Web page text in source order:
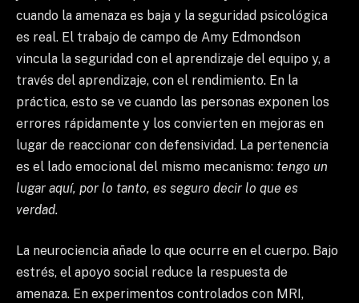
cuando la amenaza es baja y la seguridad psicológica
es real. El trabajo de campo de Amy Edmondson
vincula la seguridad con el aprendizaje del equipo y, a
través del aprendizaje, con el rendimiento. En la
práctica, esto se ve cuando las personas exponen los
errores rápidamente y los convierten en mejoras en
lugar de reaccionar con defensividad. La pertenencia
es el lado emocional del mismo mecanismo: tengo un
lugar aquí, por lo tanto, es seguro decir lo que es
verdad.
La neurociencia añade lo que ocurre en el cuerpo. Bajo
estrés, el apoyo social reduce la respuesta de
amenaza. En experimentos controlados con MRI,